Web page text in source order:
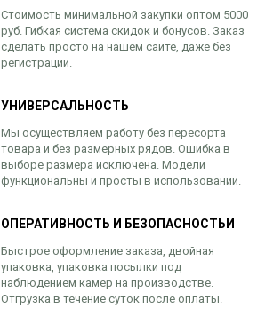
Стоимость минимальной закупки оптом 5000
руб. Гибкая система скидок и бонусов. Заказ
сделать просто на нашем сайте, даже без
регистрации.
УНИВЕРСАЛЬНОСТЬ
Мы осуществляем работу без пересорта
товара и без размерных рядов. Ошибка в
выборе размера исключена. Модели
функциональны и просты в использовании.
ОПЕРАТИВНОСТЬ И БЕЗОПАСНОСТЬИ
Быстрое оформление заказа, двойная
упаковка, упаковка посылки под
наблюдением камер на производстве.
Отгрузка в течение суток после оплаты.